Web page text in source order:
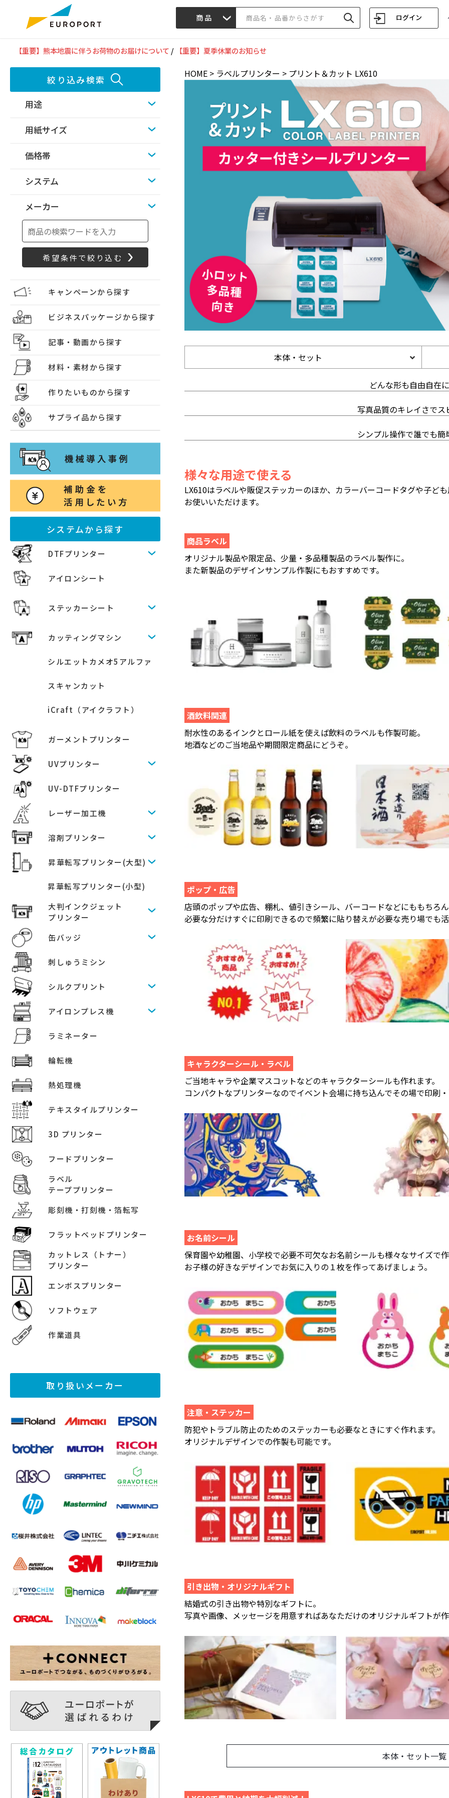
商品 ログイン
【重要】熊本地震に伴うお荷物のお届けについて / 【重要】夏季休業のお知らせ
絞り込み検索
用途
用紙サイズ
価格帯
システム
メーカー
キャンペーンから探す
ビジネスパッケージから探す
記事・動画から探す
材料・素材から探す
作りたいものから探す
サプライ品から探す
システムから探す
DTFプリンター
アイロンシート
ステッカーシート
カッティングマシン
シルエットカメオ5アルファ
スキャンカット
iCraft（アイクラフト）
ガーメントプリンター
UVプリンター
UV-DTFプリンター
レーザー加工機
溶剤プリンター
昇華転写プリンター(大型)
昇華転写プリンター(小型)
大判インクジェット
プリンター
缶バッジ
刺しゅうミシン
シルクプリント
アイロンプレス機
ラミネーター
輪転機
熱処理機
テキスタイルプリンター
3D プリンター
フードプリンター
ラベル
テーププリンター
彫刻機・打刻機・箔転写
フラットベッドプリンター
カットレス（トナー）
プリンター
エンボスプリンター
ソフトウェア
作業道具
取り扱いメーカー
HOME > ラベルプリンター > プリント＆カット LX610
本体・セット
どんな形も自由自在
写真品質のキレイさでス
シンプル操作で誰でも簡
様々な用途で使える
LX610はラベルや販促ステッカーのほか、カラーバーコードタグや子ど
お使いいただけます。
商品ラベル
オリジナル製品や限定品、少量・多品種製品のラベル製作に。
また新製品のデザインサンプル作製にもおすすめです。
酒飲料関連
耐水性のあるインクとロール紙を使えば飲料のラベルも作製可能。
地酒などのご当地品や期間限定商品にどうぞ。
ポップ・広告
店頭のポップや広告、棚札、値引きシール、バーコードなどにももちろ
必要な分だけすぐに印刷できるので頻繁に貼り替えが必要な売り場でも
キャラクターシール・ラベル
ご当地キャラや企業マスコットなどのキャラクターシールも作れます。
コンパクトなプリンターなのでイベント会場に持ち込んでその場で印刷
お名前シール
保育園や幼稚園、小学校で必要不可欠なお名前シールも様々なサイズで
お子様の好きなデザインでお気に入りの１枚を作ってあげましょう。
注意・ステッカー
防犯やトラブル防止のためのステッカーも必要なときにすぐ作れます。
オリジナルデザインでの作製も可能です。
引き出物・オリジナルギフト
結婚式の引き出物や特別なギフトに。
写真や画像、メッセージを用意すればあなただけのオリジナルギフトが
本体・セット一覧